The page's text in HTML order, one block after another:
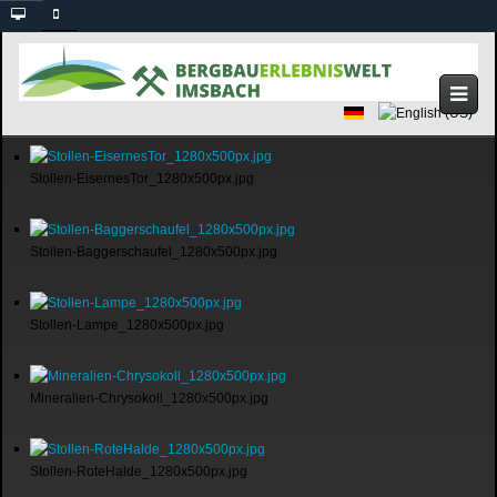
Stollen-EisernesTor_1280x500px.jpg
Stollen-Baggerschaufel_1280x500px.jpg
Stollen-Lampe_1280x500px.jpg
Mineralien-Chrysokoll_1280x500px.jpg
Stollen-RoteHalde_1280x500px.jpg